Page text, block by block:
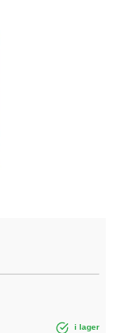
i lager